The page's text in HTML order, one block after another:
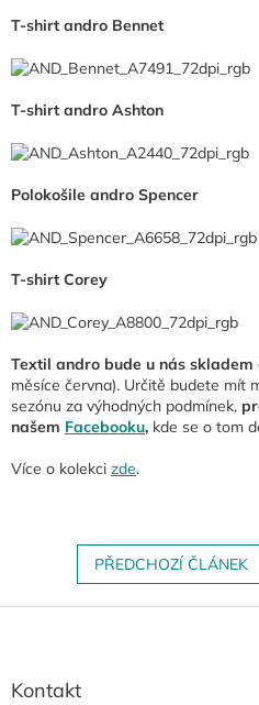
T-shirt andro Bennet
T-shirt andro Ashton
Polokošile andro Spencer
T-shirt Corey
Textil andro bude u nás skladem
měsíce června). Určitě budete mít
sezónu za výhodných podmínek,
našem Facebooku, kde se o tom
Více o kolekci zde.
PŘEDCHOZÍ ČLÁNEK
Z
Kontakt